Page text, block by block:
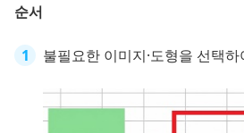
순서
불필요한 이미지·도형을 선택